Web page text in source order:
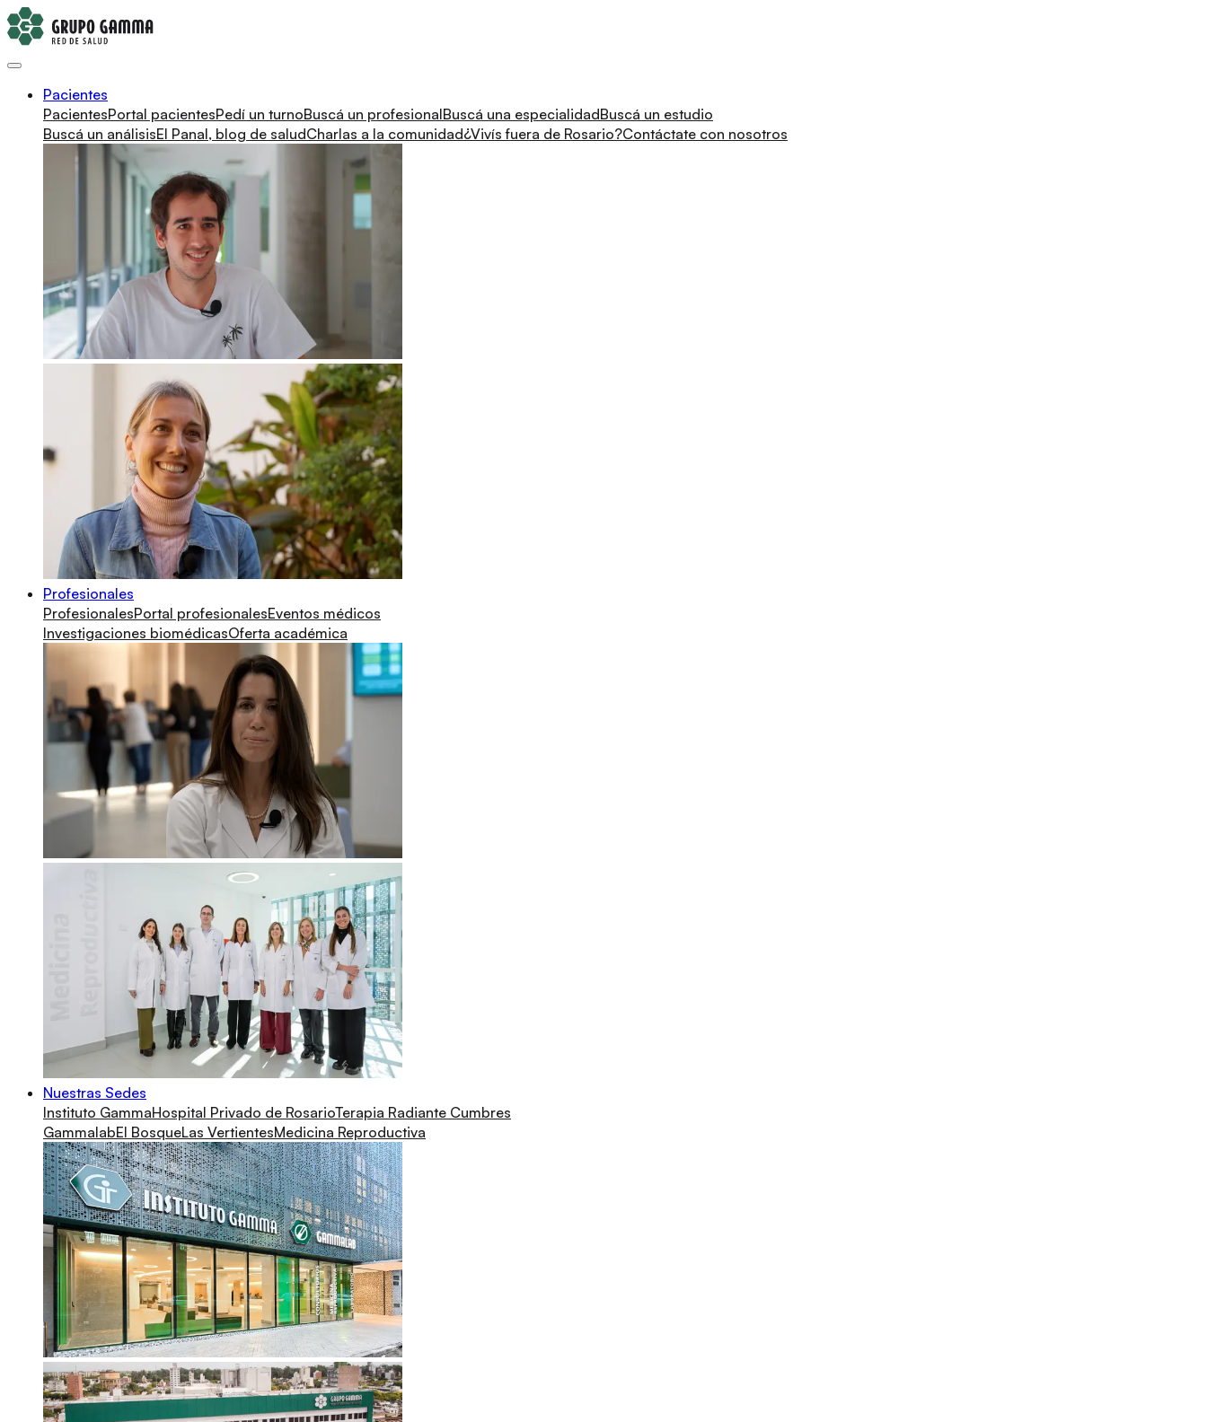
Pacientes
PacientesPortal pacientesPedí un turnoBuscá un profesionalBuscá una especialidadBuscá un estudio
Buscá un análisisEl Panal, blog de saludCharlas a la comunidad¿Vivís fuera de Rosario?Contáctate con nosotros
Profesionales
ProfesionalesPortal profesionalesEventos médicos
Investigaciones biomédicasOferta académica
Nuestras Sedes
Instituto GammaHospital Privado de RosarioTerapia Radiante Cumbres
GammalabEl BosqueLas VertientesMedicina Reproductiva